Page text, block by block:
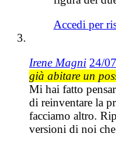
Accedi per
Irene Magni 24/
già abitare un
Mi hai fatto
di reinventare la
facciamo altro.
versioni di noi